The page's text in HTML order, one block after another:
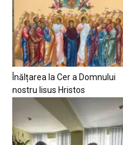
Înălțarea la Cer a Domnului
nostru Iisus Hristos